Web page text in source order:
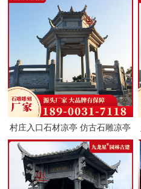
...
村庄入口石材凉亭 仿古石雕凉亭
图片 样式可定制 九龙星